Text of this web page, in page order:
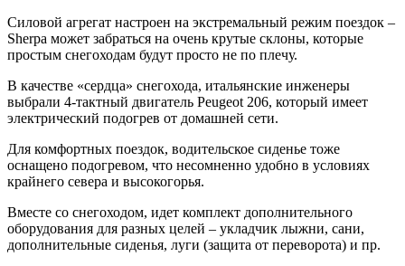
Силовой агрегат настроен на экстремальный режим поездок –
Sherpa может забраться на очень крутые склоны, которые
простым снегоходам будут просто не по плечу.
В качестве «сердца» снегохода, итальянские инженеры
выбрали 4-тактный двигатель Peugeot 206, который имеет
электрический подогрев от домашней сети.
Для комфортных поездок, водительское сиденье тоже
оснащено подогревом, что несомненно удобно в условиях
крайнего севера и высокогорья.
Вместе со снегоходом, идет комплект дополнительного
оборудования для разных целей – укладчик лыжни, сани,
дополнительные сиденья, луги (защита от переворота) и пр.